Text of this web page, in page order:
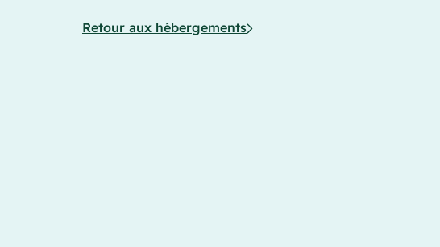
Retour aux hébergements